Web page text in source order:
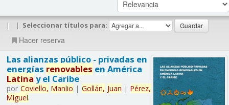
| | Seleccionar títulos para:
Hacer reserva
Las alianzas público - privadas en
energías renovables en América
Latina y el Caribe
por Coviello, Manlio | Gollán, Juan | Pérez,
Miguel.